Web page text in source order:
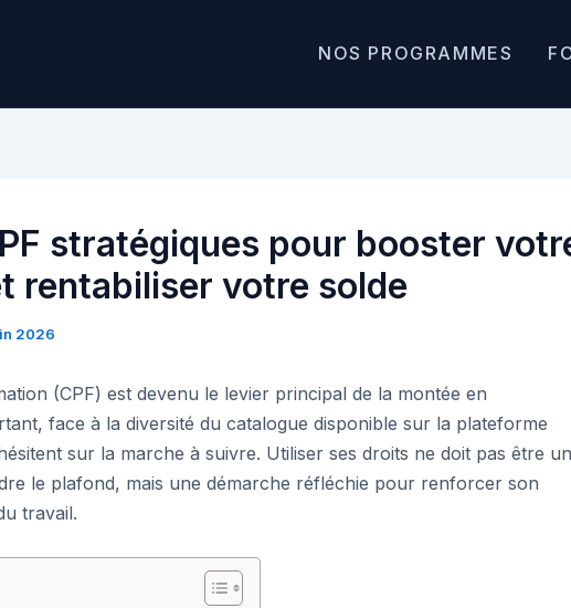
NOS PROGRAMMES
stratégiques pour booster
rentabiliser votre solde
2026
(CPF) est devenu le levier principal de la montée en
face à la diversité du catalogue disponible sur la plateforme
sur la marche à suivre. Utiliser ses droits ne doit pas être
le plafond, mais une démarche réfléchie pour renforcer son
travail.